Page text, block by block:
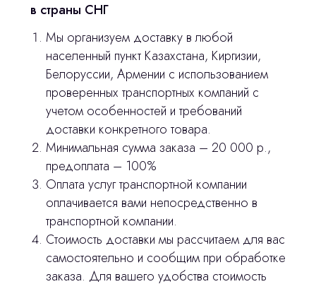
в страны СНГ
Мы организуем доставку в любой
населенный пункт Казахстана, Киргизии,
Белоруссии, Армении с использованием
проверенных транспортных компаний с
учетом особенностей и требований
доставки конкретного товара.
Минимальная сумма заказа – 20 000 р.,
предоплата – 100%
Оплата услуг транспортной компании
оплачивается вами непосредственно в
транспортной компании.
Стоимость доставки мы рассчитаем для вас
самостоятельно и сообщим при обработке
заказа. Для вашего удобства стоимость
Остались вопросы
оставьте контакты, мы свяжемся и
ответим на все вопросы
© 2024 ЛС Дентал Групп
Главная
Продукция
3D печать
Оплата и доставка
Контакты